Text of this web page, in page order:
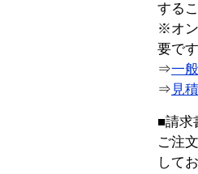
する
※オン
要です
⇒一
⇒ 見
■請求
ご注
して